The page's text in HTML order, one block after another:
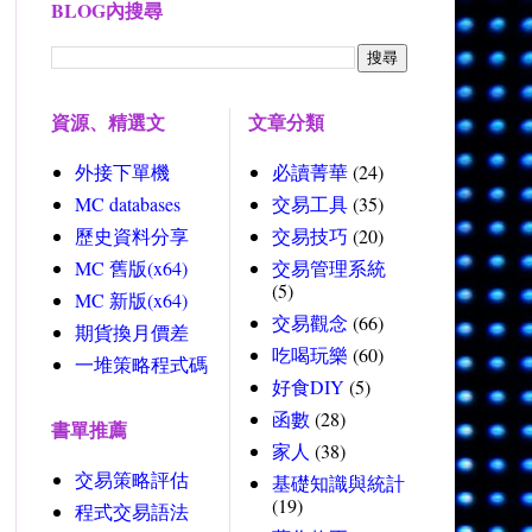
BLOG內搜尋
資源、精選文
外接下單機
MC databases
歷史資料分享
MC 舊版(x64)
MC 新版(x64)
期貨換月價差
一堆策略程式碼
書單推薦
交易策略評估
程式交易語法
文章分類
必讀菁華(24)
交易工具(35)
交易技巧 (20)
交易管理系統
(5)
交易觀念 (66)
吃喝玩樂 (60)
好食DIY (5)
函數 (28)
家人 (38)
基礎知識與統計
(19)